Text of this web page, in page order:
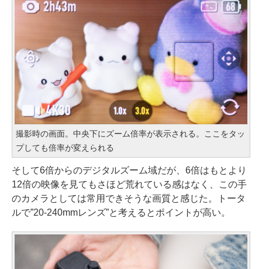
撮影時の画面。中央下にズーム倍率が表示される。ここをタッ
プしても倍率が変えられる
そして6倍からのデジタルズーム域だが、6倍はもとより
12倍の映像を見てもさほど荒れている感はなく、この手
のカメラとしては常用できそうな画質と感じた。トータ
ルで”20-240mmレンズ”と考えるとポイントが高い。